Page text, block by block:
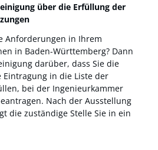
über die Erfüllung der
Anforderungen in Ihrem
in Baden-Württemberg? Dann
darüber, dass Sie die
in die Liste der
bei der Ingenieurkammer
Nach der Ausstellung
die zuständige Stelle Sie in ein